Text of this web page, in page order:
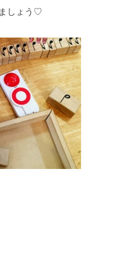
しょう♡